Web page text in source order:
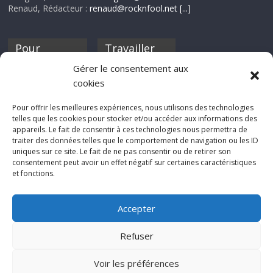
Gérer le consentement aux
cookies
Pour offrir les meilleures expériences, nous utilisons des technologies
telles que les cookies pour stocker et/ou accéder aux informations des
appareils. Le fait de consentir à ces technologies nous permettra de
traiter des données telles que le comportement de navigation ou les ID
uniques sur ce site. Le fait de ne pas consentir ou de retirer son
consentement peut avoir un effet négatif sur certaines caractéristiques
et fonctions.
Accepter
Refuser
Voir les préférences
Renaud, Rédacteur :renaud@rocknfool.net [...]
Pour
discothèque
Travailler
Si tu souhaites
Rocknfool, n'hésite
pas à nous envoyer
tes chroniques de
concerts, de films,
séries ou des billets
d'humeur :
net